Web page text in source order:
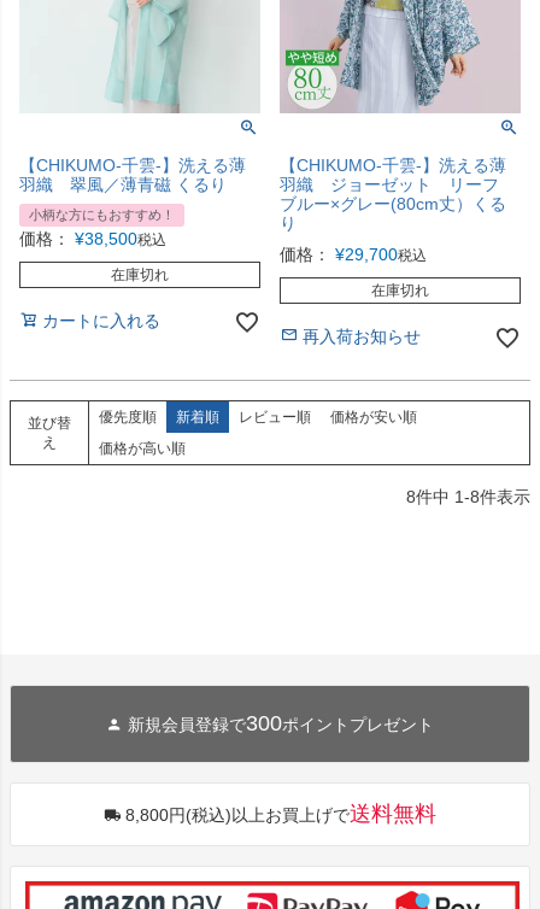
【CHIKUMO-千雲-】洗える薄
羽織 翠風／薄青磁 くるり
小柄な方にもおすすめ！
価格： ¥38,500税込
在庫切れ
カートに入れる
【CHIKUMO-千雲-】洗える薄
羽織 ジョーゼット リーフ
ブルー×グレー(80cm丈）くる
り
価格：
¥29,700税込
在庫切れ
再入荷お知らせ
並び替
え
優先度順 新着順 レビュー順
価格が安い順
価格が高い順
8件中 1-8件表示
新規会員登録で300ポイントプレゼント
8,800円(税込)以上お買上げで送料無料